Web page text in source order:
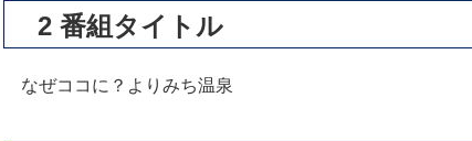
2 番組タイトル
なぜココに？よりみち温泉